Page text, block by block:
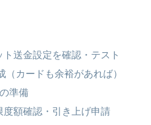
送金設定を確認・テスト
カードも余裕があれば）
準備
度額確認・引き上げ申請